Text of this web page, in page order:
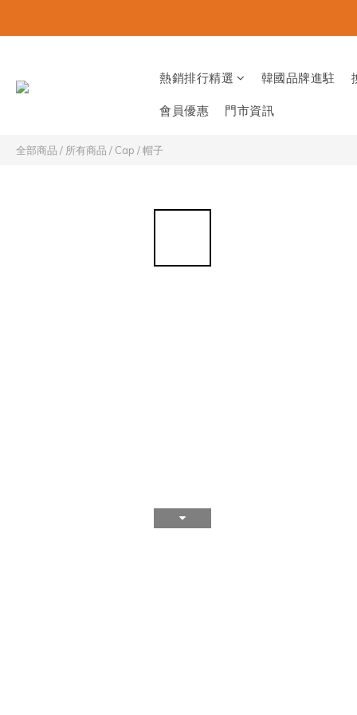
熱銷排行精選 韓國品牌進駐
會員優惠 門市資訊
全部商品 / 所有商品 / Cap / 帽子